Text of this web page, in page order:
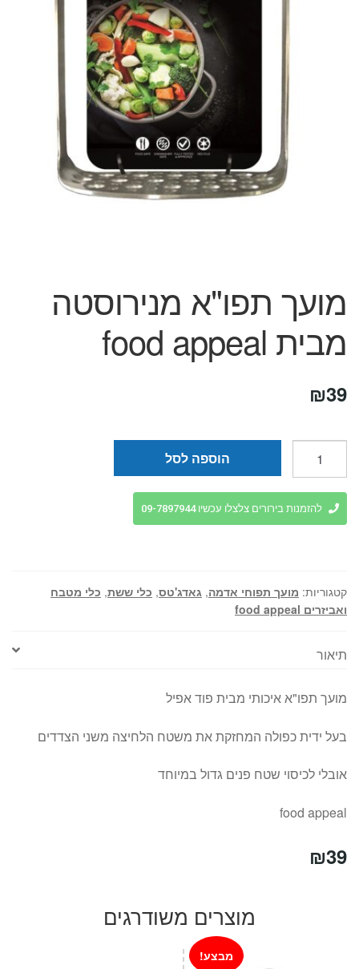
מאמרים
עגלת קניות
מועך תפו"א מנירוסטה
מבית food appeal
₪39
מועך
תפו"א
מנירוסטה
appeal
הוספה לסל
להזמנות בירורים צלצלו עכשיו 09-7897944
קטגוריות: מועך תפוחי אדמה, גאדג'טס, כלי ששת, כלי מטבח
ואביזרים food appeal
תיאור
מועך תפו"א איכותי מבית פוד אפיל
בעל ידית כפולה המחזקת את משטח הלחיצה משני הצדדים
אובלי לכיסוי שטח פנים גדול במיוחד
food appeal
₪39
מוצרים משודרגים
מבצע!